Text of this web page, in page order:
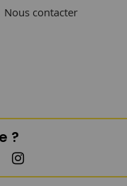
Nous contacter
?